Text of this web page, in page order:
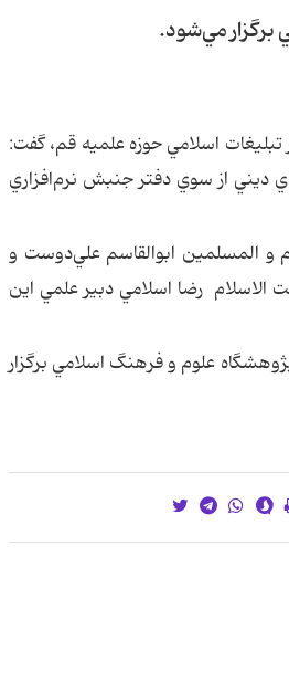
مي‌شود.
اسلامي حوزه علميه قم، گفت:
از سوي دفتر جنبش نرم‌افزاري
المسلمين ابوالقاسم علي‌دوست و
الاسلام رضا اسلامي دبير علمي اين
9:15 تا 12 در سالن همايش‌هاي پژوهشگاه علوم و فرهنگ اسلامي برگزار